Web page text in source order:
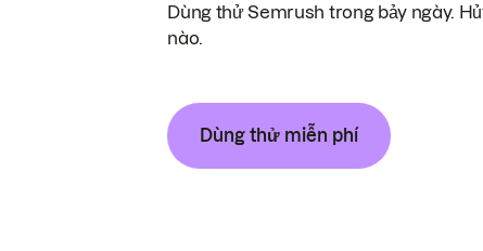
Dùng thử Semrush trong bảy ngày.
nào.
Dùng thử miễn phí